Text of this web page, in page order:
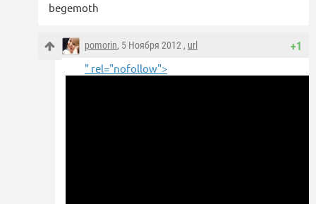
begemoth
+1
pomorin, 5 Ноября 2012 , url
" rel="nofollow">